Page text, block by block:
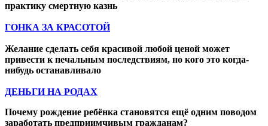
практику смертную казнь
ГОНКА ЗА КРАСОТОЙ
Желание сделать себя красивой любой ценой может
привести к печальным последствиям, но кого это когда-
нибудь останавливало
ДЕНЬГИ НА РОДАХ
Почему рождение ребёнка становятся ещё одним поводом
заработать предприимчивым гражданам?